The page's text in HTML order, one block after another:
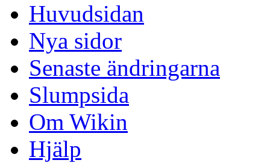
Huvudsidan
Nya sidor
Senaste ändringarna
Slumpsida
Om Wikin
Hjälp